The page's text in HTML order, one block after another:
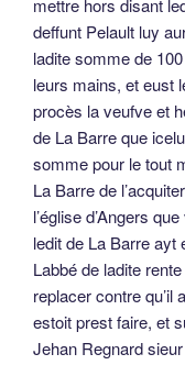
mettre hors disant
deffunt Pelault luy
ladite somme de
leurs mains, et eust
procès la veufve et
de La Barre que
somme pour le tout
La Barre de
l’église d’Angers
ledit de La Barre ayt
Labbé de ladite
replacer contre qu’il
estoit prest faire, et
Jehan Regnard